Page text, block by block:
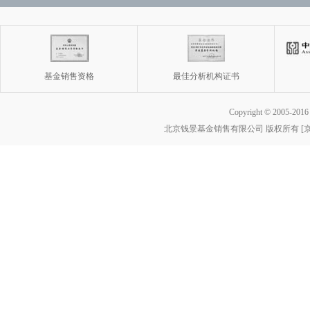
基金销售资格 最佳分析机构证书
Copyright © 2005-
北京钱景基金销售有限公司 版权所有 [